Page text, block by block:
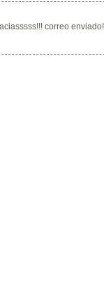
correo